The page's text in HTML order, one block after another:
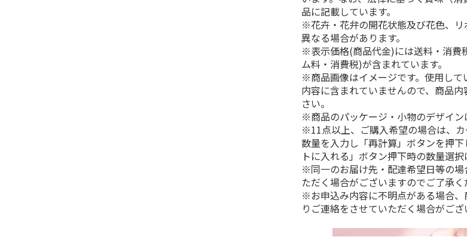
品に記載しています。
※花卉・花弁の開花状態及び花色、
異なる場合があります。
※表示価格(商品代金)には送料・消費
ム料・消費税)が含まれています。
※商品画像はイメージです。使用し
内容に含まれていませんので、商品
さい。
※商品のパッケージ・小物のデザイン
※11点以上、ご購入希望の場合は、
数量を入力し「再計算」ボタンを押
トに入れる」ボタン押下時の数量選択
※同一のお届け先・配達希望日等の
ただく場合がございますのでご了承く
※お申込み内容に不明点がある場合
りご連絡をさせていただく場合がござ